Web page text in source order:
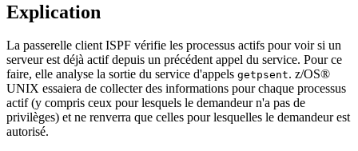
Explication
La passerelle client ISPF vérifie les processus actifs pour voir si un
serveur est déjà actif depuis un précédent appel du service. Pour ce
faire, elle analyse la sortie du service d'appels getpsent. z/OS®
UNIX essaiera de collecter des informations pour chaque processus
actif (y compris ceux pour lesquels le demandeur n'a pas de
privilèges) et ne renverra que celles pour lesquelles le demandeur est
autorisé.